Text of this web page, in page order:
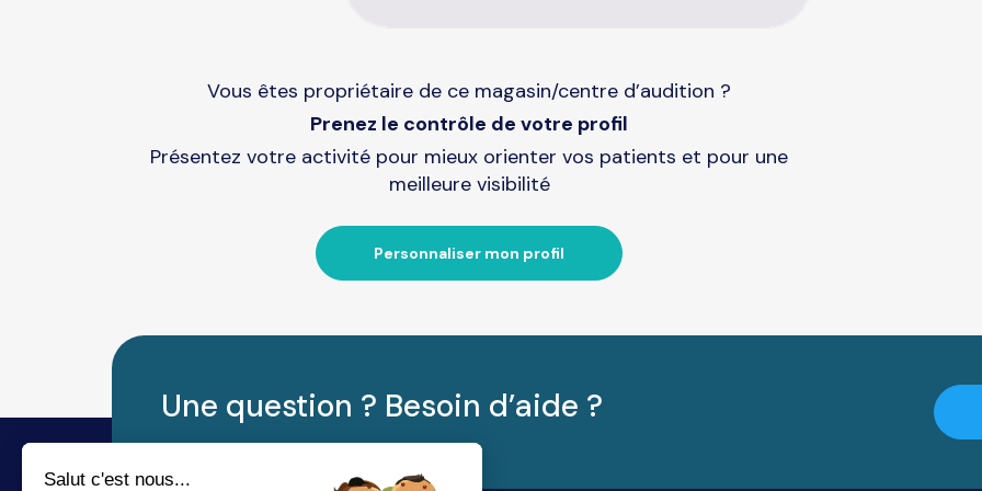
Vous êtes propriétaire de ce magasin/centre d’audition ?
Prenez le contrôle de votre profil
Présentez votre activité pour mieux orienter vos patients et pour une
meilleure visibilité
Personnaliser mon profil
Une question ? Besoin d’aide ?
Salut c'est nous...